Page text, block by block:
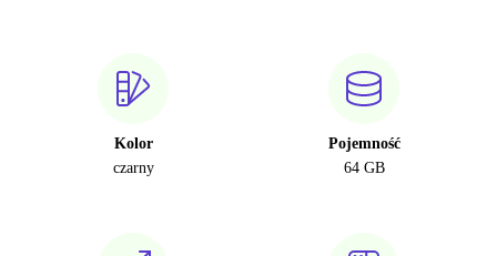
Kolor
czarny
Pojemność
64 GB